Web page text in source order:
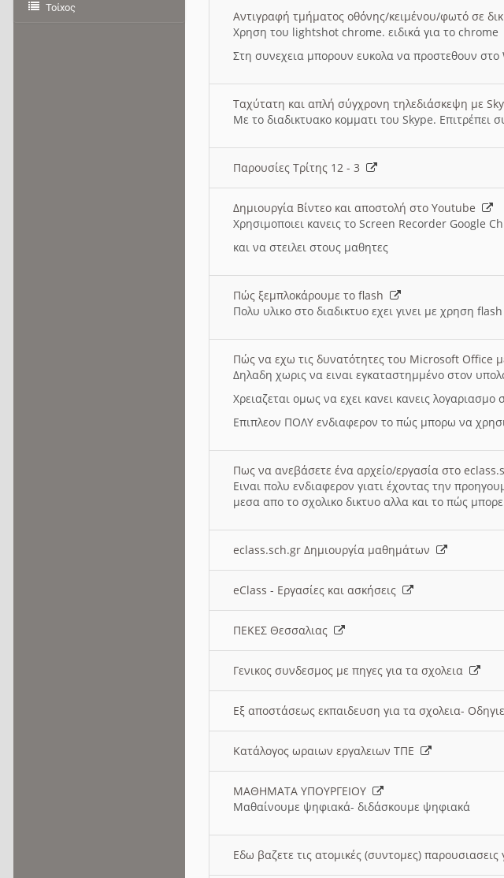
Αντιγραφή τμήματος οθόνης/κειμένου/φωτό σε
Χρηση του lightshot chrome. ειδικά για το chrome
Στη συνεχεια μπορουν ευκολα να προστεθουν στο
Ταχύτατη και απλή σύγχρονη τηλεδιάσκεψη με
Με το διαδικτυακο κομματι του Skype.
Παρουσίες Τρίτης 12 - 3
Δημιουργία Βίντεο και αποστολή στο Youtube
Χρησιμοποιει κανεις το Screen Recorder Google
και να στειλει στους μαθητες
Πώς ξεμπλοκάρουμε το flash
Πολυ υλικο στο διαδικτυο εχει γινει με χρηση flash
Πώς να εχω τις δυνατότητες του Microsoft Office
Δηλαδη χωρις να ειναι εγκαταστημμένο στον
Χρειαζεται ομως να εχει κανει κανεις
Επιπλεον ΠΟΛΥ ενδιαφερον το πώς μπορω να
Πως να ανεβάσετε ένα αρχείο/εργασία στο
Ειναι πολυ ενδιαφερον γιατι έχοντας την
μεσα απο το σχολικο δικτυο αλλα και το πώς
eclass.sch.gr Δημιουργία μαθημάτων
eClass - Εργασίες και ασκήσεις
ΠΕΚΕΣ Θεσσαλιας
Γενικος συνδεσμος με πηγες για τα σχολεια
Εξ αποστάσεως εκπαιδευση για τα σχολεια-
Κατάλογος ωραιων εργαλειων ΤΠΕ
ΜΑΘΗΜΑΤΑ ΥΠΟΥΡΓΕΙΟΥ
Μαθαίνουμε ψηφιακά- διδάσκουμε ψηφιακά
Εδω βαζετε τις ατομικές (συντομες)
Τοίχος